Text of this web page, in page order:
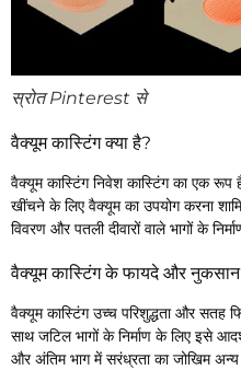
स्रोत Pinterest से
वैक्यूम कास्टिंग क्या है?
वैक्यूम कास्टिंग निवेश कास्टिंग का एक रूप
खींचने के लिए वैक्यूम का उपयोग करना
विवरण और पतली दीवारों वाले भागों के
वैक्यूम कास्टिंग के फायदे और नुकसान
वैक्यूम कास्टिंग उच्च परिशुद्धता और सतह
साथ जटिल भागों के निर्माण के लिए इसे
और अंतिम भाग में सरंध्रता का जोखिम अन्य